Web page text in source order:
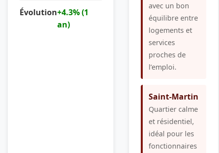
Évolution+4.3% (1
an)
avec un bon
équilibre entre
logements et
services
proches de
l’emploi.
Saint-Martin
Quartier calme
et résidentiel,
idéal pour les
fonctionnaires